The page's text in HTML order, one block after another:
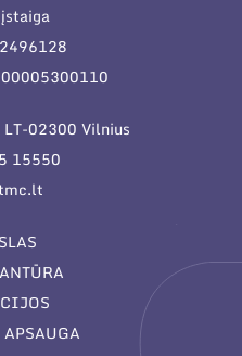
02300 Vilnius
15550